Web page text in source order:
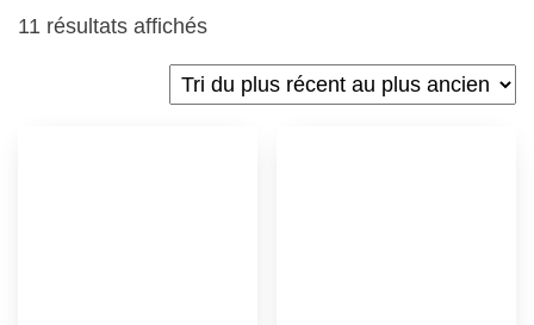
11 résultats affichés